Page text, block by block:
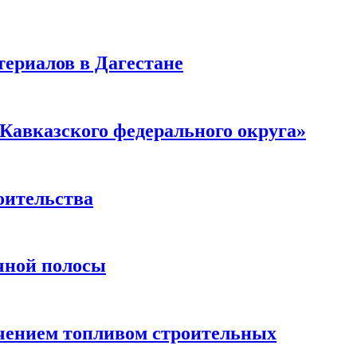
в Дагестане
федерального округа»
полосы
топливом строительных